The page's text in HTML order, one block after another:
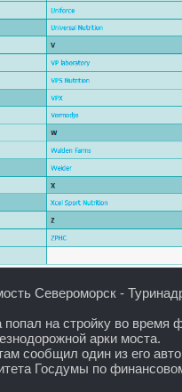
Североморск -
попал на стройку во время
арки моста.
сообщил один из его
Госдумы по